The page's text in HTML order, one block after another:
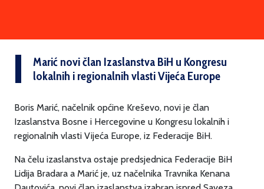
Marić novi član Izaslanstva BiH u Kongresu
lokalnih i regionalnih vlasti Vijeća Europe
Boris Marić, načelnik općine Kreševo, novi je član
Izaslanstva Bosne i Hercegovine u Kongresu lokalnih i
regionalnih vlasti Vijeća Europe, iz Federacije BiH.
Na čelu izaslanstva ostaje predsjednica Federacije BiH
Lidija Bradara a Marić je, uz načelnika Travnika Kenana